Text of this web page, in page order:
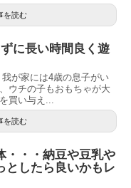
を読む
に長い時間良く遊
が家には4歳の息子がい
ウチの子もおもちゃが大
買い与え...
を読む
・・・納豆や豆乳や
としたら良いかもレ